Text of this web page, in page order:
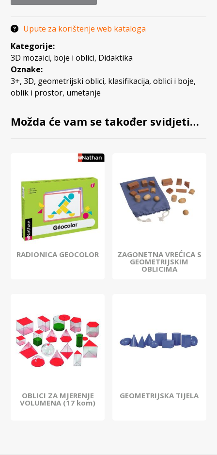
Upute za korištenje web kataloga
Kategorije:
3D mozaici, boje i oblici, Didaktika
Oznake:
3+,3D, geometrijski oblici, klasifikacija,oblici i boje,
oblik i prostor, umetanje
Možda će vam se također svidjeti…
RADIONICA GEOCOLOR ZAGONETNA VREĆICA S
GEOMETRIJSKIM
OBLICIMA
OBLICI ZA MJERENJE
VOLUMENA (17 kom)
GEOMETRIJSKA TIJELA